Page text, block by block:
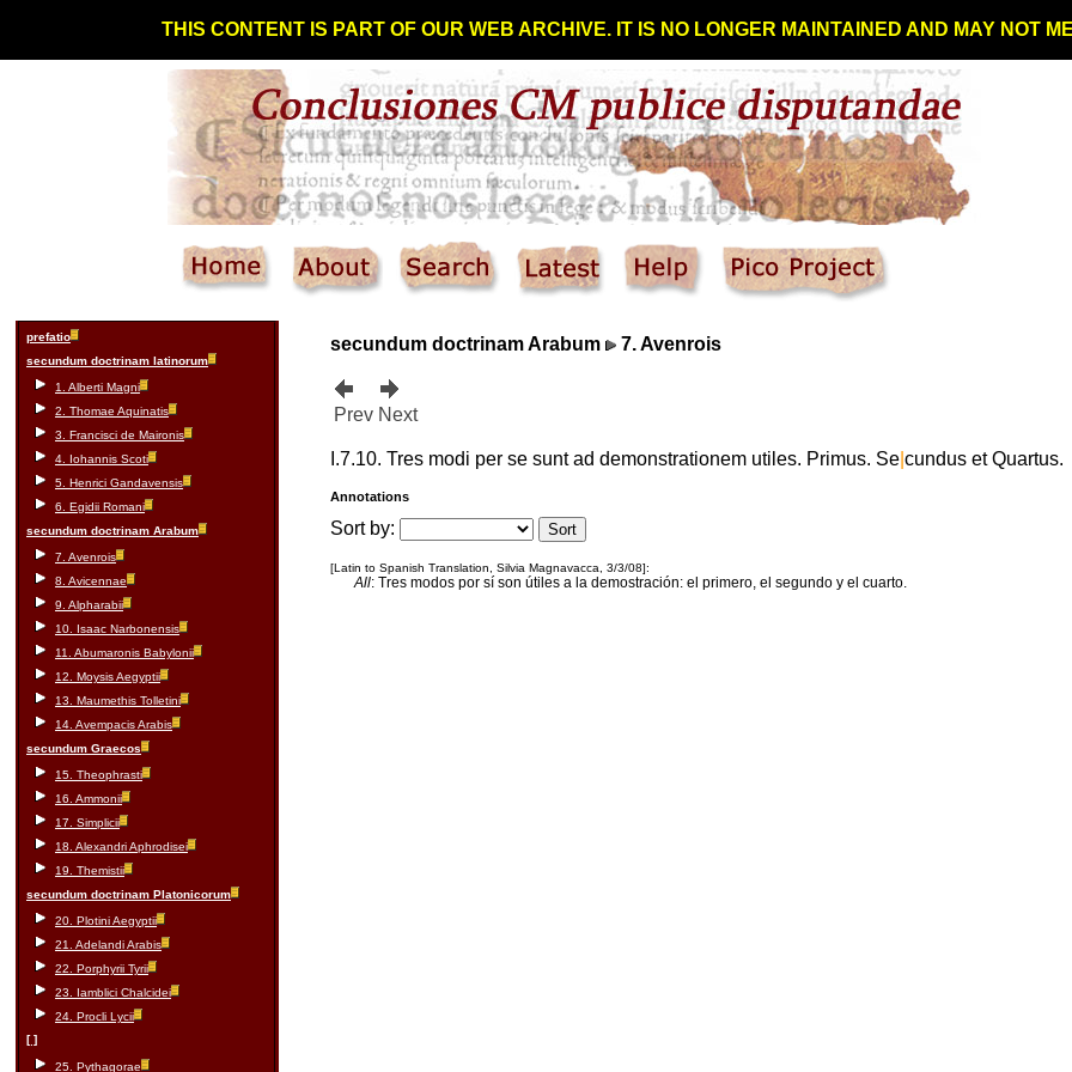
THIS CONTENT IS PART OF OUR WEB ARCHIVE. IT IS NO LONGER MAINTAINED AND MAY NOT
prefatio
secundum doctrinam latinorum
1. Alberti Magni
2. Thomae Aquinatis
3. Francisci de Maironis
4. Iohannis Scoti
5. Henrici Gandavensis
6. Egidii Romani
secundum doctrinam Arabum
7. Avenrois
8. Avicennae
9. Alpharabii
10. Isaac Narbonensis
11. Abumaronis Babylonii
12. Moysis Aegyptii
13. Maumethis Tolletini
14. Avempacis Arabis
secundum Graecos
15. Theophrasti
16. Ammonii
17. Simplicii
18. Alexandri Aphrodisei
19. Themistii
secundum doctrinam Platonicorum
20. Plotini Aegyptii
21. Adelandi Arabis
22. Porphyrii Tyrii
23. Iamblici Chalcidei
24. Procli Lycii
[ ]
25. Pythagorae
secundum doctrinam Arabum 7. Avenrois
Prev Next
I.7.10. Tres modi per se sunt ad demonstrationem utiles. Primus. Se cundus et Quartus.
Annotations
Sort by:
[Latin to Spanish Translation, Silvia Magnavacca, 3/3/08]:
All: Tres modos por sí son útiles a la demostración: el primero, el segundo y el cuarto.